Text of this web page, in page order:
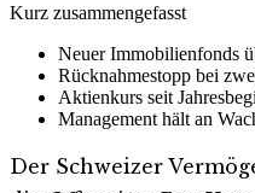
Kurz zusammengefasst
Neuer Immobilienfonds
Rücknahmestopp bei
Aktienkurs seit
Management hält an
Der Schweizer